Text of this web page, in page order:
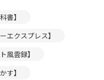
書】
エクスプレス】
風雲録】
す】